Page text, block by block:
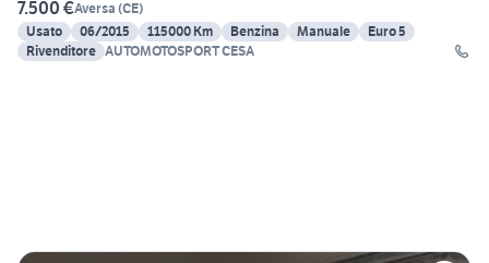
7.500 €Aversa (CE)
Usato
06/2015 115000 Km Benzina Manuale
Euro 5
Rivenditore AUTOMOTOSPORT CESA